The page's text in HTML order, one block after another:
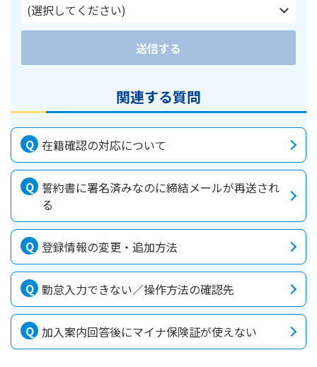
(選択してください)
送信する
関連する質問
在籍確認の対応について
誓約書に署名済みなのに締結メールが再送され
る
登録情報の変更・追加方法
勤怠入力できない／操作方法の確認先
加入案内回答後にマイナ保険証が使えない